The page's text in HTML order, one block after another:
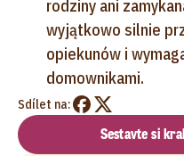
rodziny ani
wyjątkowo silnie
opiekunów i
domownikami.
Sdílet na:
Sestavte si